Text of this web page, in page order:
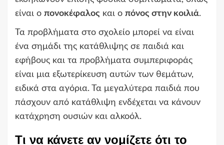
είναι ο πονοκέφαλος και ο πόνος στην κοιλιά.
Τα προβλήματα στο σχολείο μπορεί να είναι
ένα σημάδι της κατάθλιψης σε παιδιά και
εφήβους και τα προβλήματα συμπεριφοράς
είναι μια εξωτερίκευση αυτών των θεμάτων,
ειδικά στα αγόρια. Τα μεγαλύτερα παιδιά που
πάσχουν από κατάθλιψη ενδέχεται να κάνουν
κατάχρηση ουσιών και αλκοόλ.
Τι να κάνετε αν νομίζετε ότι το